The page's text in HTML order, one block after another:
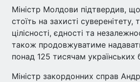
Міністр Молдови підтвердив,
стоїть на захисті суверенітету,
цілісності, єдності та
також продовжуватиме
понад 125 тисячам українських
Міністр закордонних справ